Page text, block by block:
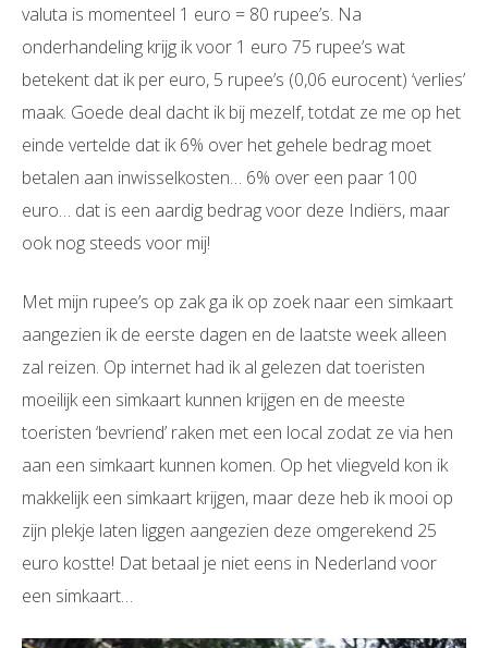
valuta is momenteel 1 euro = 80 rupee’s. Na
onderhandeling krijg ik voor 1 euro 75 rupee’s wat
betekent dat ik per euro, 5 rupee’s (0,06 eurocent) ‘verlies’
maak. Goede deal dacht ik bij mezelf, totdat ze me op het
einde vertelde dat ik 6% over het gehele bedrag moet
betalen aan inwisselkosten… 6% over een paar 100
euro… dat is een aardig bedrag voor deze Indiërs, maar
ook nog steeds voor mij!
Met mijn rupee’s op zak ga ik op zoek naar een simkaart
aangezien ik de eerste dagen en de laatste week alleen
zal reizen. Op internet had ik al gelezen dat toeristen
moeilijk een simkaart kunnen krijgen en de meeste
toeristen ‘bevriend’ raken met een local zodat ze via hen
aan een simkaart kunnen komen. Op het vliegveld kon ik
makkelijk een simkaart krijgen, maar deze heb ik mooi op
zijn plekje laten liggen aangezien deze omgerekend 25
euro kostte! Dat betaal je niet eens in Nederland voor
een simkaart…